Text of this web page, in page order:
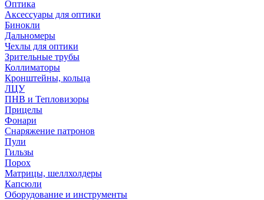
Оптика
Аксессуары для оптики
Бинокли
Дальномеры
Чехлы для оптики
Зрительные трубы
Коллиматоры
Кронштейны, кольца
ЛЦУ
ПНВ и Тепловизоры
Прицелы
Фонари
Снаряжение патронов
Пули
Гильзы
Порох
Матрицы, шеллхолдеры
Капсюли
Оборудование и инструменты